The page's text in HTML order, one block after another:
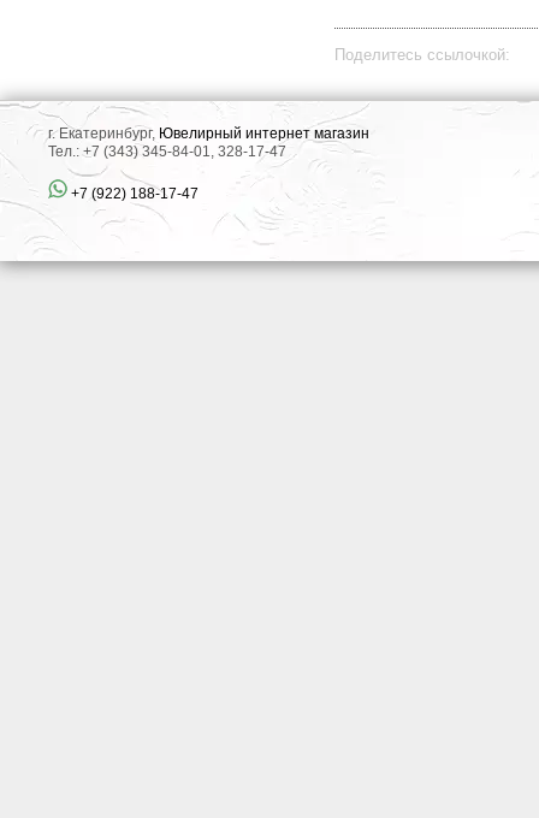
Поделитесь ссылочкой:
г. Екатеринбург, Ювелирный интернет магазин
Тел.: +7 (343) 345-84-01, 328-17-47
+7 (922) 188-17-47